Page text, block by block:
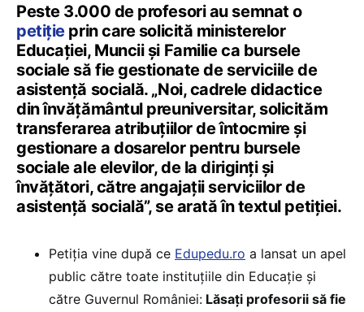
Peste 3.000 de profesori au semnat o
petițieprin care solicită ministerelor
Educației, Muncii și Familie ca bursele
sociale să fie gestionate de serviciile de
asistență socială. „Noi, cadrele didactice
din învățământul preuniversitar, solicităm
transferarea atribuțiilor de întocmire și
gestionare a dosarelor pentru bursele
sociale ale elevilor, de la diriginți și
învățători, către angajații serviciilor de
asistență socială”, se arată în textul petiției.
Petiția vine după ce Edupedu.ro a lansat un apel
public către toate instituțiile din Educație și
către Guvernul României: Lăsați profesorii să fie